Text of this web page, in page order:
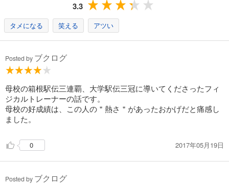
3.3
タメになる 笑える アツい
Posted by ブクログ
母校の箱根駅伝三連覇、大学駅伝三冠に導いてくださったフィ
ジカルトレーナーの話です。
母校の好成績は、この人の＂熱さ＂があったおかげだと痛感し
ました。
0 2017年05月19日
Posted by ブクログ